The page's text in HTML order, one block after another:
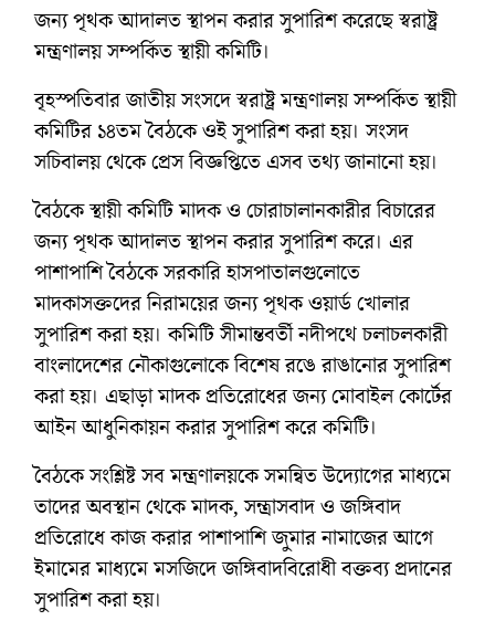
জন্য পৃথক আদালত স্থাপন করার সুপারিশ করেছে স্বরাষ্ট্র
মন্ত্রণালয় সম্পর্কিত স্থায়ী কমিটি।
বৃহস্পতিবার জাতীয় সংসদে স্বরাষ্ট্র মন্ত্রণালয় সম্পর্কিত স্থায়ী
কমিটির ১৪তম বৈঠকে ওই সুপারিশ করা হয়। সংসদ
সচিবালয় থেকে প্রেস বিজ্ঞপ্তিতে এসব তথ্য জানানো হয়।
বৈঠকে স্থায়ী কমিটি মাদক ও চোরাচালানকারীর বিচারের
জন্য পৃথক আদালত স্থাপন করার সুপারিশ করে। এর
পাশাপাশি বৈঠকে সরকারি হাসপাতালগুলোতে
মাদকাসক্তদের নিরাময়ের জন্য পৃথক ওয়ার্ড খোলার
সুপারিশ করা হয়। কমিটি সীমান্তবর্তী নদীপথে চলাচলকারী
বাংলাদেশের নৌকাগুলোকে বিশেষ রঙে রাঙানোর সুপারিশ
করা হয়। এছাড়া মাদক প্রতিরোধের জন্য মোবাইল কোর্টের
আইন আধুনিকায়ন করার সুপারিশ করে কমিটি।
বৈঠকে সংশ্লিষ্ট সব মন্ত্রণালয়কে সমন্বিত উদ্যোগের মাধ্যমে
তাদের অবস্থান থেকে মাদক, সন্ত্রাসবাদ ও জঙ্গিবাদ
প্রতিরোধে কাজ করার পাশাপাশি জুমার নামাজের আগে
ইমামের মাধ্যমে মসজিদে জঙ্গিবাদবিরোধী বক্তব্য প্রদানের
সুপারিশ করা হয়।